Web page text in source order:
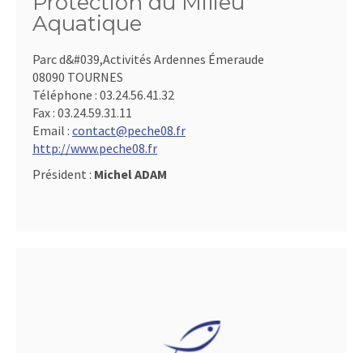
Aquatique
Parc d&#039,Activités Ardennes Émeraude
08090 TOURNES
Téléphone : 03.24.56.41.32
Fax : 03.24.59.31.11
Email : contact@peche08.fr
http://www.peche08.fr
Président : Michel ADAM